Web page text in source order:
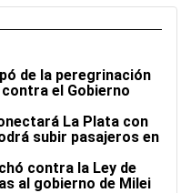
de la peregrinación
el Gobierno
La Plata con
subir pasajeros en
contra la Ley de
al gobierno de Milei